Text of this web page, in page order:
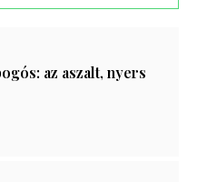
az aszalt, nyers